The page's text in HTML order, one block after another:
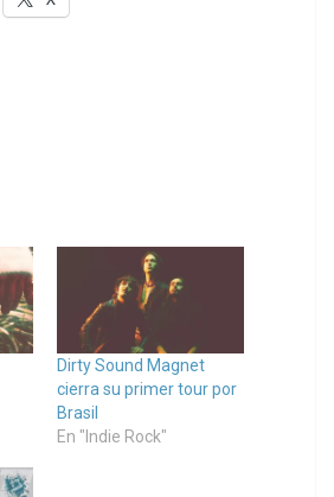
Dirty Sound Magnet
cierra su primer tour por
Brasil
En "Indie Rock"